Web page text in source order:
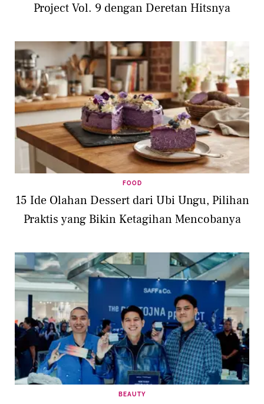
Project Vol. 9 dengan Deretan Hitsnya
FOOD
15 Ide Olahan Dessert dari Ubi Ungu, Pilihan
Praktis yang Bikin Ketagihan Mencobanya
BEAUTY